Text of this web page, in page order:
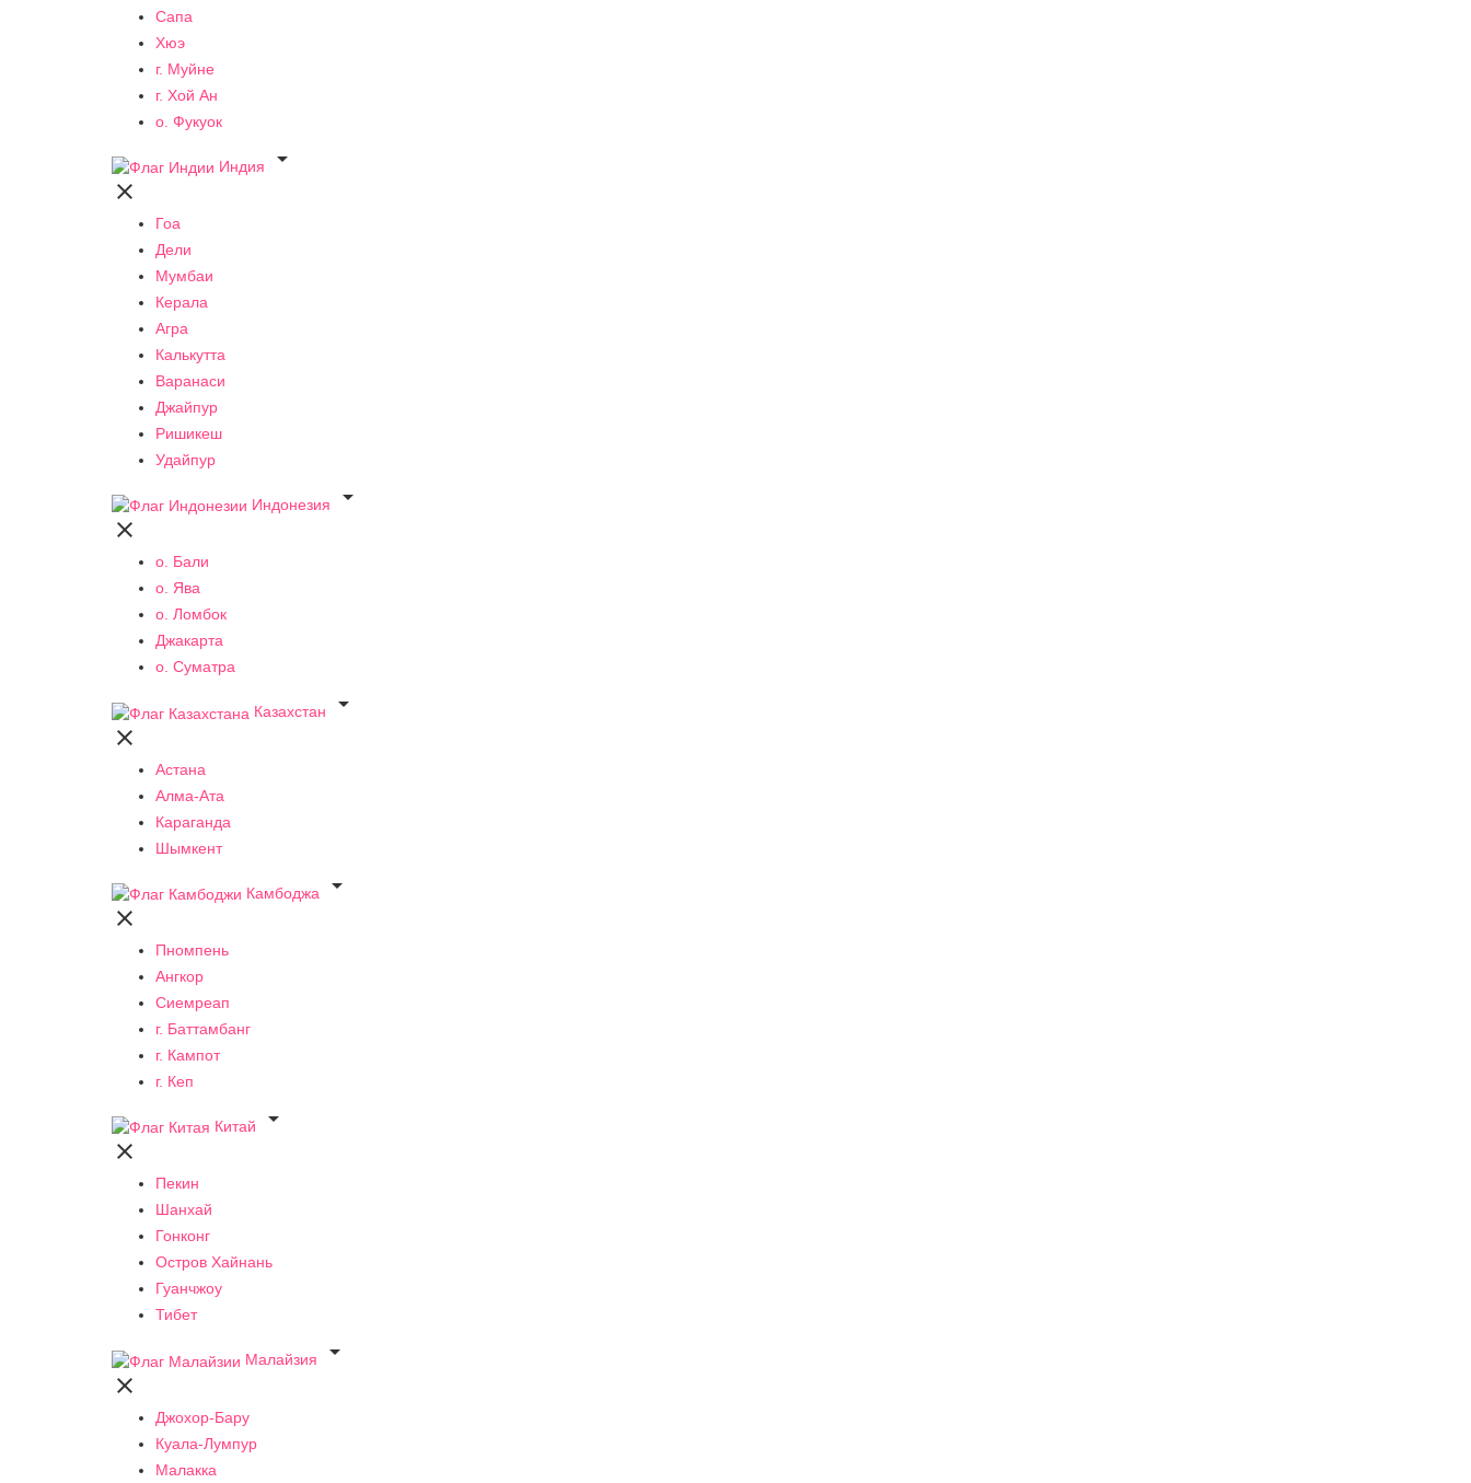
Сапа
Хюэ
г. Муйне
г. Хой Ан
о. Фукуок
Индия


Гоа
Дели
Мумбаи
Керала
Агра
Калькутта
Варанаси
Джайпур
Ришикеш
Удайпур
Индонезия


о. Бали
о. Ява
о. Ломбок
Джакарта
о. Суматра
Казахстан


Астана
Алма-Ата
Караганда
Шымкент
Камбоджа


Пномпень
Ангкор
Сиемреап
г. Баттамбанг
г. Кампот
г. Кеп
Китай


Пекин
Шанхай
Гонконг
Остров Хайнань
Гуанчжоу
Тибет
Малайзия


Джохор-Бару
Куала-Лумпур
Малакка